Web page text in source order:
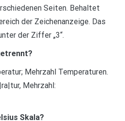
Seiten. Behaltet
der Zeichenanzeige. Das
der Ziffer „3“.
Mehrzahl Temperaturen.
Mehrzahl:
Skala?